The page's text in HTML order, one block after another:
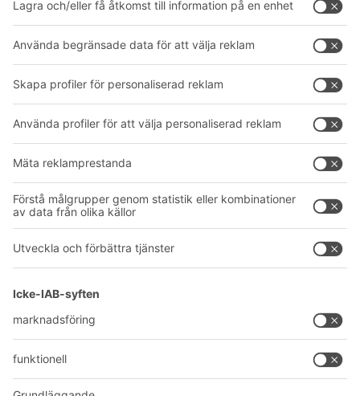
Intralogistiklösningar
Lådsystem
Hyllsystem
Våra tjänster
Produktkatalog
BITO PROJEKTGUIDE
Nedladdningar
Företag
Vårt globala nätverk
Våra produktionsanläggningar
Följ oss
BIT O
YOUR LIFE.
042-151 910